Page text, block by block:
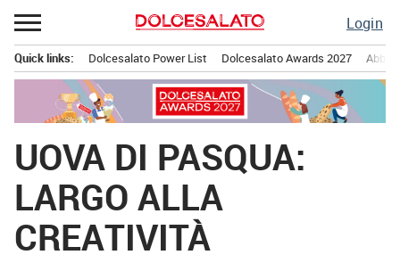
Passa
al
contenuto
Login
principale
Quick links: Dolcesalato Power List Dolcesalato Awards 2027
UOVA DI PASQUA:
LARGO ALLA
CREATIVITÀ